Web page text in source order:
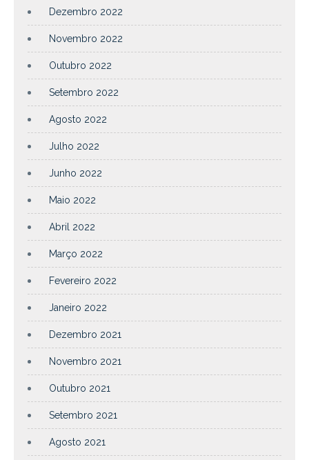
Dezembro 2022
Novembro 2022
Outubro 2022
Setembro 2022
Agosto 2022
Julho 2022
Junho 2022
Maio 2022
Abril 2022
Março 2022
Fevereiro 2022
Janeiro 2022
Dezembro 2021
Novembro 2021
Outubro 2021
Setembro 2021
Agosto 2021